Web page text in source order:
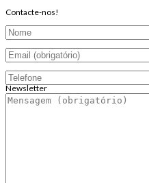
Contacte-nos!
Newsletter
Endereço de email: